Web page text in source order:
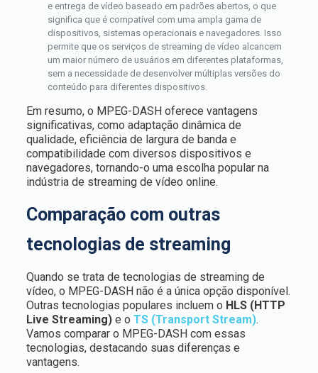
e entrega de vídeo baseado em padrões abertos, o que
significa que é compatível com uma ampla gama de
dispositivos, sistemas operacionais e navegadores. Isso
permite que os serviços de streaming de vídeo alcancem
um maior número de usuários em diferentes plataformas,
sem a necessidade de desenvolver múltiplas versões do
conteúdo para diferentes dispositivos.
Em resumo, o MPEG-DASH oferece vantagens
significativas, como adaptação dinâmica de
qualidade, eficiência de largura de banda e
compatibilidade com diversos dispositivos e
navegadores, tornando-o uma escolha popular na
indústria de streaming de vídeo online.
Comparação com outras
tecnologias de streaming
Quando se trata de tecnologias de streaming de
vídeo, o MPEG-DASH não é a única opção disponível.
Outras tecnologias populares incluem o HLS (HTTP
Live Streaming)e o TS (Transport Stream).
Vamos comparar o MPEG-DASH com essas
tecnologias, destacando suas diferenças e
vantagens.